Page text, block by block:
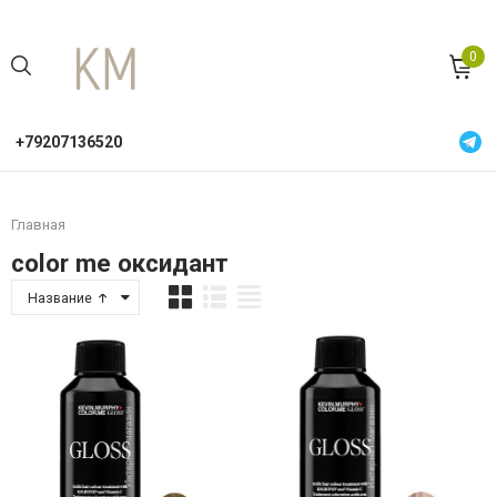
0
+79207136520
Главная
color me оксидант
Название